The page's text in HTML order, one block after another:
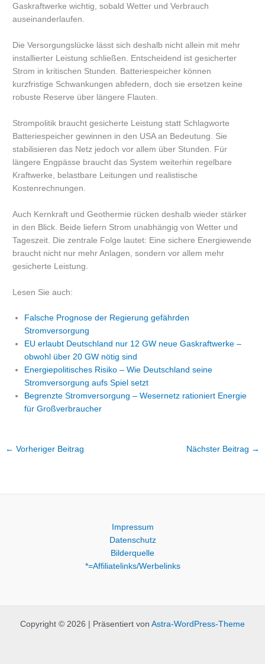
Gaskraftwerke wichtig, sobald Wetter und Verbrauch
auseinanderlaufen.
Die Versorgungslücke lässt sich deshalb nicht allein mit mehr
installierter Leistung schließen. Entscheidend ist gesicherter
Strom in kritischen Stunden. Batteriespeicher können
kurzfristige Schwankungen abfedern, doch sie ersetzen keine
robuste Reserve über längere Flauten.
Strompolitik braucht gesicherte Leistung statt Schlagworte
Batteriespeicher gewinnen in den USA an Bedeutung. Sie
stabilisieren das Netz jedoch vor allem über Stunden. Für
längere Engpässe braucht das System weiterhin regelbare
Kraftwerke, belastbare Leitungen und realistische
Kostenrechnungen.
Auch Kernkraft und Geothermie rücken deshalb wieder stärker
in den Blick. Beide liefern Strom unabhängig von Wetter und
Tageszeit. Die zentrale Folge lautet: Eine sichere Energiewende
braucht nicht nur mehr Anlagen, sondern vor allem mehr
gesicherte Leistung.
Lesen Sie auch:
Falsche Prognose der Regierung gefährden
Stromversorgung
EU erlaubt Deutschland nur 12 GW neue Gaskraftwerke –
obwohl über 20 GW nötig sind
Energiepolitisches Risiko – Wie Deutschland seine
Stromversorgung aufs Spiel setzt
Begrenzte Stromversorgung – Wesernetz rationiert Energie
für Großverbraucher
← Vorheriger Beitrag Nächster Beitrag →
Impressum
Datenschutz
Bilderquelle
*=Affiliatelinks/Werbelinks
Copyright © 2026 | Präsentiert von Astra-WordPress-Theme